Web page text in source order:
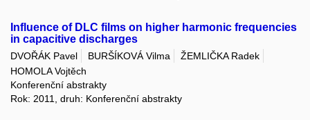
Influence of DLC films on higher harmonic frequencies
in capacitive discharges
DVOŘÁK Pavel BURŠÍKOVÁ Vilma
ŽEMLIČKA Radek
HOMOLA Vojtěch
Konferenční abstrakty
Rok: 2011, druh: Konferenční abstrakty